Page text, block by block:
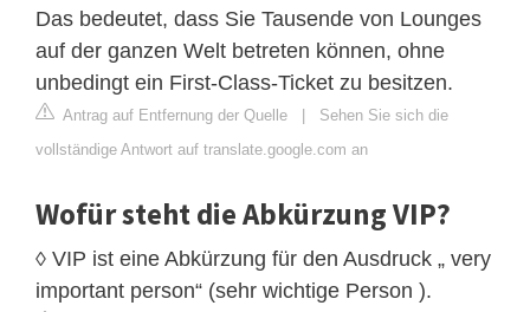
Das bedeutet, dass Sie Tausende von Lounges
auf der ganzen Welt betreten können, ohne
unbedingt ein First-Class-Ticket zu besitzen.
Antrag auf Entfernung der Quelle | Sehen Sie sich die
vollständige Antwort auf translate.google.com an
Wofür steht die Abkürzung VIP?
◊ VIP ist eine Abkürzung für den Ausdruck „ very
important person“ (sehr wichtige Person ).